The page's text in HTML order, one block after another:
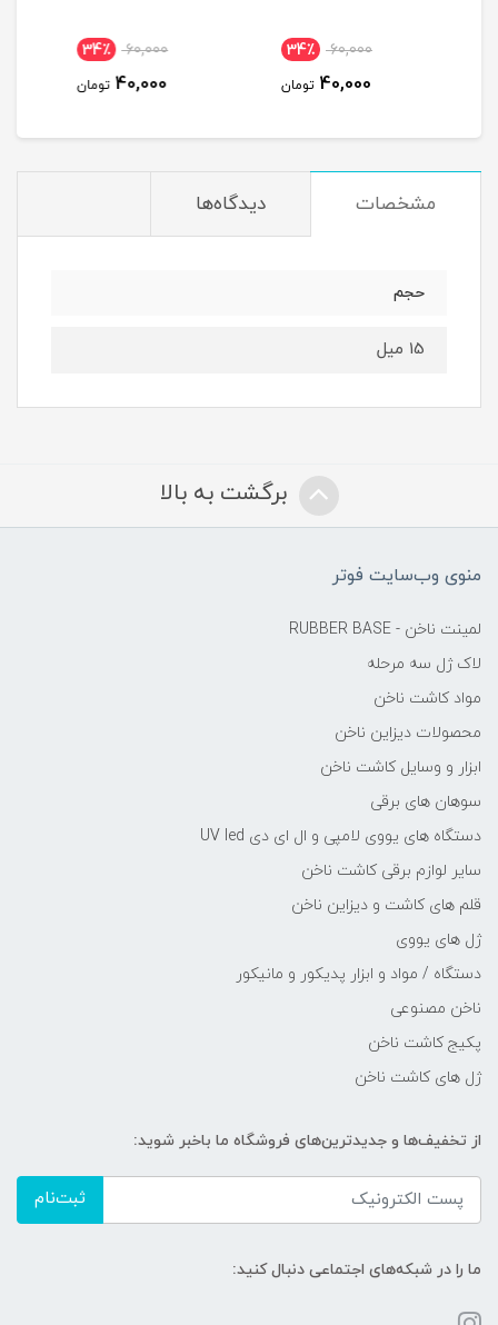
60,000
40,000
60,000
40,000
مشخصات دیدگاه‌ها
حجم
15 میل
برگشت به بالا
منوی وب‌سایت فوتر
لمینت ناخن - RUBBER BASE
لاک ژل سه مرحله
مواد کاشت ناخن
محصولات دیزاین ناخن
ابزار و وسایل کاشت ناخن
سوهان های برقی
دستگاه های یووی لامپی و ال ای دی UV led
سایر لوازم برقی کاشت ناخن
قلم های کاشت و دیزاین ناخن
ژل های یووی
دستگاه / مواد و ابزار پدیکور و مانیکور
ناخن مصنوعی
پکیج کاشت ناخن
ژل های کاشت ناخن
از تخفیف‌ها و جدیدترین‌های فروشگاه ما باخبر شوید:
ثبت‌نام
ما را در شبکه‌های اجتماعی دنبال کنید: